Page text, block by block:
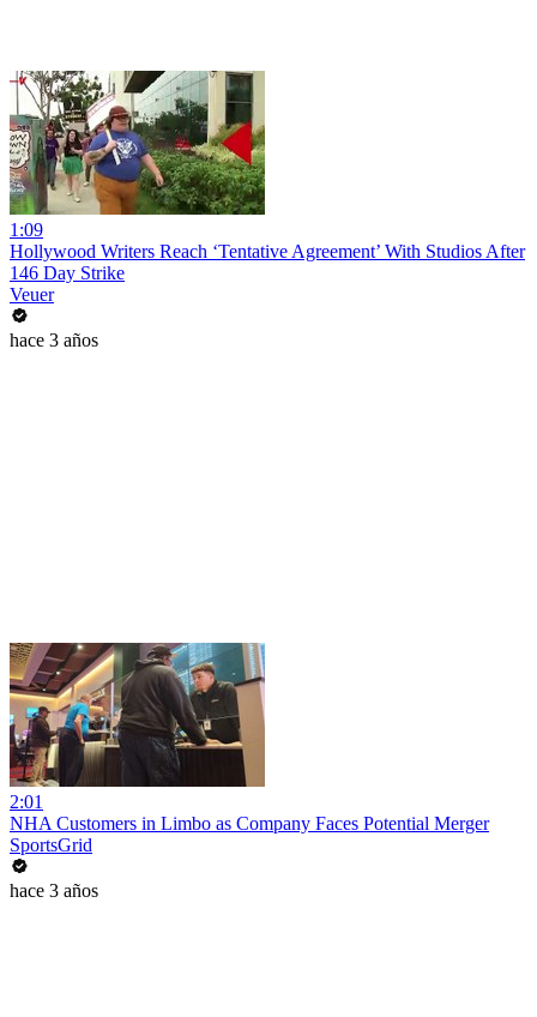
1:09
Hollywood Writers Reach ‘Tentative Agreement’ With Studios After
146 Day Strike
Veuer
hace 3 años
2:01
NHA Customers in Limbo as Company Faces Potential Merger
SportsGrid
hace 3 años